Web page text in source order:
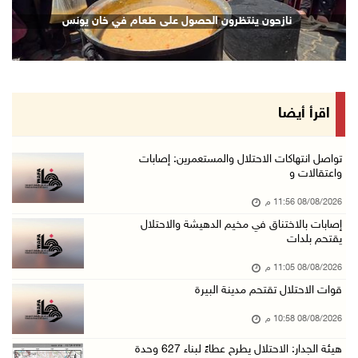
الاحتلال يقتحم كوبر شمال رام الله
08/آب/2026 08:27 م
إصابات بالاختناق خلال مواجهات مع الاحتلال في ...
الاحتلال ينصب حواجز طيارة في محيط مخيم طولكرم ...
مستعمرون يهاجمون قرية أبو فلاح
مستعمرون يقتحمون بلدة بيت عور التحتا وقرية جل ...
08/آب/2026 06:39 م
تكريم متفوقين بالثانوية العامة في خان يونس
اقرأ أيضا
تواصل انتهاكات الاحتلال والمستعمرين: إصابات
واعتقالات و
08/08/2026 11:56 م
إصابات بالاختناق في مخيم الدهيشة والاحتلال
يقتحم بلدات
08/08/2026 11:05 م
قوات الاحتلال تقتحم مدينة البيرة
08/08/2026 10:58 م
هيئة الجدار: الاحتلال يطرح عطاءً لبناء 627 وحدة